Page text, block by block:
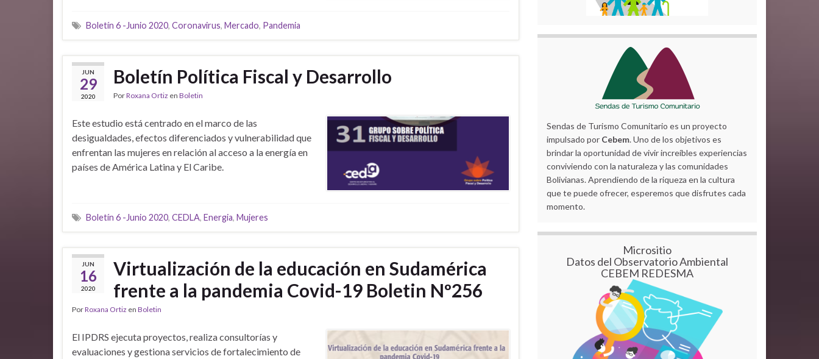
Boletín 6 -Junio 2020, Coronavirus, Mercado, Pandemia
JUN
29
2020
Boletín Política Fiscal y Desarrollo
PorRoxana Ortiz en Boletin
Este estudio está centrado en el marco de las
desigualdades, efectos diferenciados y vulnerabilidad que
enfrentan las mujeres en relación al acceso a la energía en
países de América Latina y El Caribe.
Boletín 6 -Junio 2020, CEDLA, Energia, Mujeres
JUN
16
2020
Virtualización de la educación en Sudamérica
frente a la pandemia Covid-19 Boletin Nº256
PorRoxana Ortiz en Boletin
El IPDRS ejecuta proyectos, realiza consultorías y
evaluaciones y gestiona servicios de fortalecimiento de
Sendas de Turismo Comunitario es un proyecto
impulsado por Cebem. Uno de los objetivos es
brindar la oportunidad de vivir increíbles experiencias
conviviendo con la naturaleza y las comunidades
Bolivianas. Aprendiendo de la riqueza en la cultura
que te puede ofrecer, esperemos que disfrutes cada
momento.
Micrositio
Datos del Observatorio Ambiental
CEBEM REDESMA